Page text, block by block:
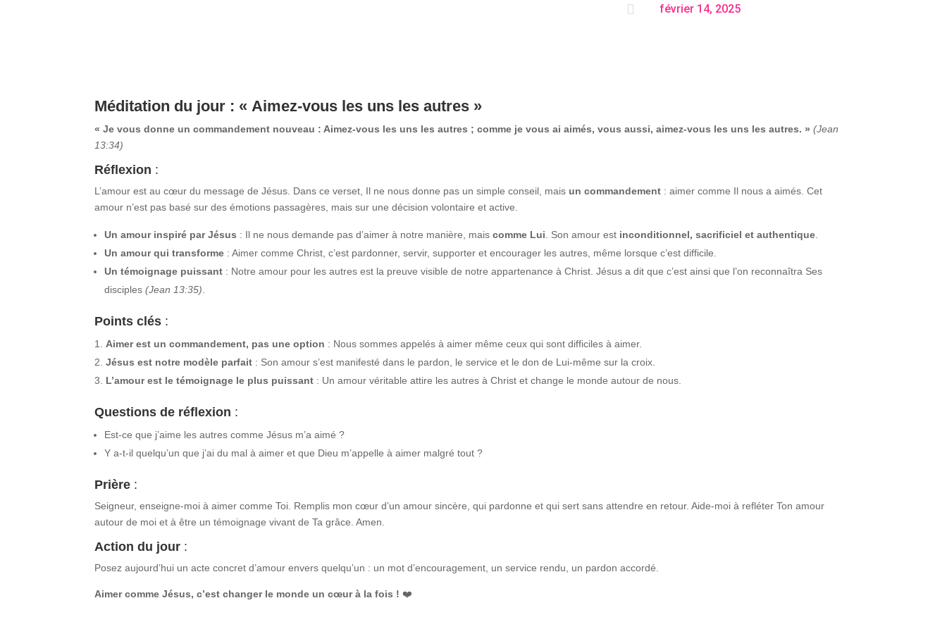
 février 14, 2025
Méditation du jour : « Aimez-vous les uns les autres »
« Je vous donne un commandement nouveau : Aimez-vous les uns les autres ; comme je vous ai aimés, vous aussi, aimez-vous les uns les autres. » (Jean
13:34)
Réflexion :
L’amour est au cœur du message de Jésus. Dans ce verset, Il ne nous donne pas un simple conseil, mais un commandement : aimer comme Il nous a aimés. Cet
amour n’est pas basé sur des émotions passagères, mais sur une décision volontaire et active.
Un amour inspiré par Jésus : Il ne nous demande pas d’aimer à notre manière, maiscomme Lui. Son amour est inconditionnel, sacrificiel et authentique.
Un amour qui transforme : Aimer comme Christ, c’est pardonner, servir, supporter et encourager les autres, même lorsque c’est difficile.
Un témoignage puissant : Notre amour pour les autres est la preuve visible de notre appartenance à Christ. Jésus a dit que c’est ainsi que l’on reconnaîtra Ses
disciples(Jean 13:35).
Points clés :
Aimer est un commandement, pas une option : Nous sommes appelés à aimer même ceux qui sont difficiles à aimer.
Jésus est notre modèle parfait : Son amour s’est manifesté dans le pardon, le service et le don de Lui-même sur la croix.
L’amour est le témoignage le plus puissant : Un amour véritable attire les autres à Christ et change le monde autour de nous.
Questions de réflexion :
Est-ce que j’aime les autres comme Jésus m’a aimé ?
Y a-t-il quelqu’un que j’ai du mal à aimer et que Dieu m’appelle à aimer malgré tout ?
Prière :
Seigneur, enseigne-moi à aimer comme Toi. Remplis mon cœur d’un amour sincère, qui pardonne et qui sert sans attendre en retour. Aide-moi à refléter Ton amour
autour de moi et à être un témoignage vivant de Ta grâce. Amen.
Action du jour :
Posez aujourd’hui un acte concret d’amour envers quelqu’un : un mot d’encouragement, un service rendu, un pardon accordé.
Aimer comme Jésus, c’est changer le monde un cœur à la fois ! ❤️